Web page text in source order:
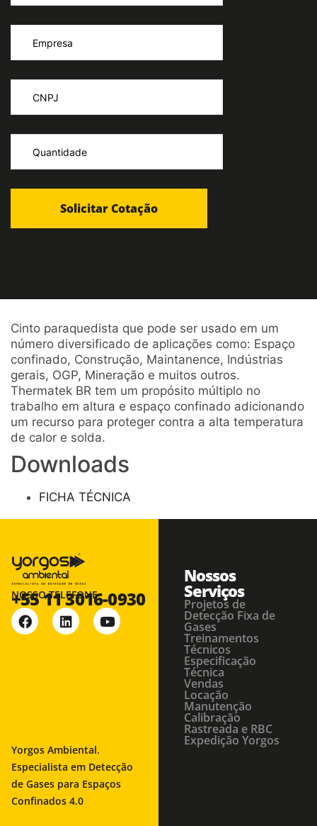
Cinto paraquedista que pode ser usado em um
número diversificado de aplicações como: Espaço
confinado, Construção, Maintanence, Indústrias
gerais, OGP, Mineração e muitos outros.
Thermatek BR tem um propósito múltiplo no
trabalho em altura e espaço confinado adicionando
um recurso para proteger contra a alta temperatura
de calor e solda.
Downloads
FICHA TÉCNICA
NOSSO TELEFONE
+55 11 3016-0930
Yorgos Ambiental.
Especialista em Detecção
de Gases para Espaços
Confinados 4.0
Nossos
Serviços
Projetos de
Detecção Fixa de
Gases
Treinamentos
Técnicos
Especificação
Técnica
Vendas
Locação
Manutenção
Calibração
Rastreada e RBC
Expedição Yorgos